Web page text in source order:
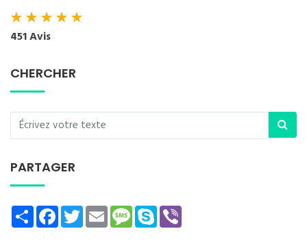
★★★★★
451 Avis
CHERCHER
PARTAGER
ShareFacebookTwitterEmailMessage
Skype